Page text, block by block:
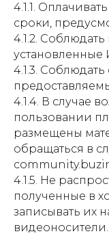
4.1.1.
сроки,
4.1.2.
установленные
4.1.3.
4.1.4. В случае
пользовании
размещены
обращаться в
4.1.5. Не
полученные в
записывать их
видеоносители.